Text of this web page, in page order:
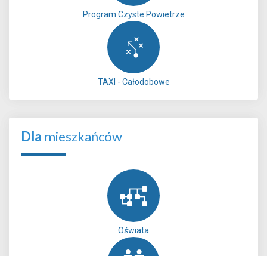
Program Czyste Powietrze
TAXI - Całodobowe
Dla mieszkańców
Oświata